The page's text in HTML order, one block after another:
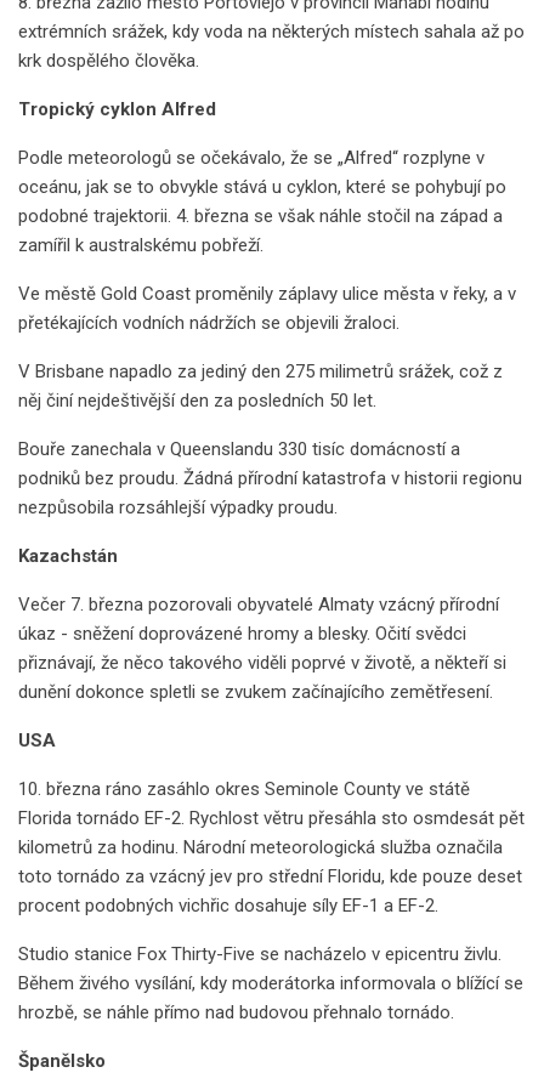
extrémních srážek, kdy voda na některých místech sahala až po
krk dospělého člověka.
Tropický cyklon Alfred
Podle meteorologů se očekávalo, že se „Alfred“ rozplyne v
oceánu, jak se to obvykle stává u cyklon, které se pohybují po
podobné trajektorii. 4. března se však náhle stočil na západ a
zamířil k australskému pobřeží.
Ve městě Gold Coast proměnily záplavy ulice města v řeky, a v
přetékajících vodních nádržích se objevili žraloci.
V Brisbane napadlo za jediný den 275 milimetrů srážek, což z
něj činí nejdeštivější den za posledních 50 let.
Bouře zanechala v Queenslandu 330 tisíc domácností a
podniků bez proudu. Žádná přírodní katastrofa v historii regionu
nezpůsobila rozsáhlejší výpadky proudu.
Kazachstán
Večer 7. března pozorovali obyvatelé Almaty vzácný přírodní
úkaz - sněžení doprovázené hromy a blesky. Očití svědci
přiznávají, že něco takového viděli poprvé v životě, a někteří si
dunění dokonce spletli se zvukem začínajícího zemětřesení.
USA
10. března ráno zasáhlo okres Seminole County ve státě
Florida tornádo EF-2. Rychlost větru přesáhla sto osmdesát pět
kilometrů za hodinu. Národní meteorologická služba označila
toto tornádo za vzácný jev pro střední Floridu, kde pouze deset
procent podobných vichřic dosahuje síly EF-1 a EF-2.
Studio stanice Fox Thirty-Five se nacházelo v epicentru živlu.
Během živého vysílání, kdy moderátorka informovala o blížící se
hrozbě, se náhle přímo nad budovou přehnalo tornádo.
Španělsko